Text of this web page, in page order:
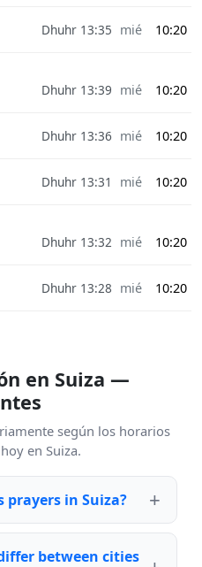
Dhuhr 13:35 mié 10:20
Dhuhr 13:39 mié 10:20
Dhuhr 13:36 mié 10:20
Dhuhr 13:31 mié 10:20
Dhuhr 13:32 mié 10:20
Dhuhr 13:28 mié 10:20
en Suiza —
según los horarios
en Suiza.
in Suiza?
between cities